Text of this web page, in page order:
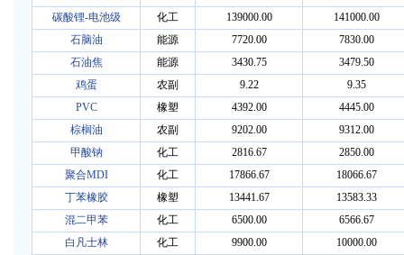
碳酸锂-电池级
化工 139000.00
141000.00
石脑油
能源 7720.00
7830.00
石油焦
能源 3430.75
3479.50
鸡蛋
农副 9.22
9.35
PVC
橡塑 4392.00
4445.00
棕榈油
农副 9202.00
9312.00
甲酸钠
化工 2816.67
2850.00
聚合MDI
化工 17866.67
18066.67
丁苯橡胶
橡塑 13441.67
13583.33
混二甲苯
化工 6500.00
6566.67
白凡士林
化工 9900.00
10000.00